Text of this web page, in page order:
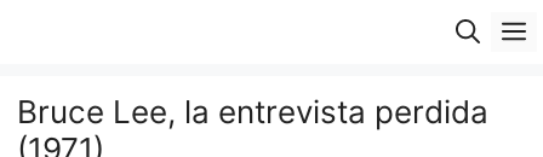
Bruce Lee, la entrevista perdida
(1971)